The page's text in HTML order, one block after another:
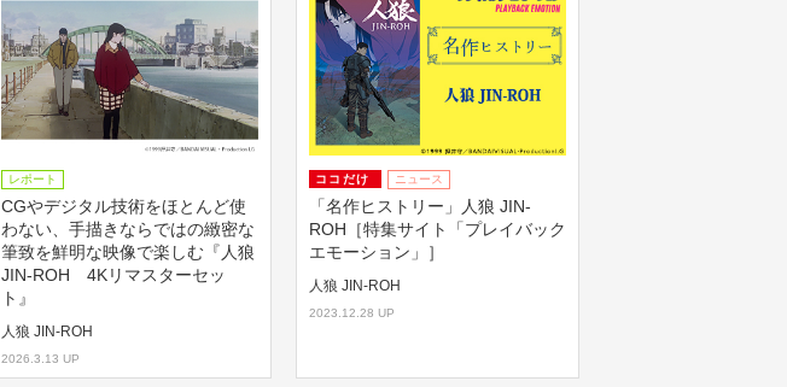
レポート
CGやデジタル技術をほとんど使
わない、手描きならではの緻密な
筆致を鮮明な映像で楽しむ『人狼
JIN-ROH 4Kリマスターセッ
ト』
人狼 JIN-ROH
2026.3.13 UP
ココだけ ニュース
「名作ヒストリー」人狼 JIN-
ROH［特集サイト「プレイバック
エモーション」］
人狼 JIN-ROH
2023.12.28 UP